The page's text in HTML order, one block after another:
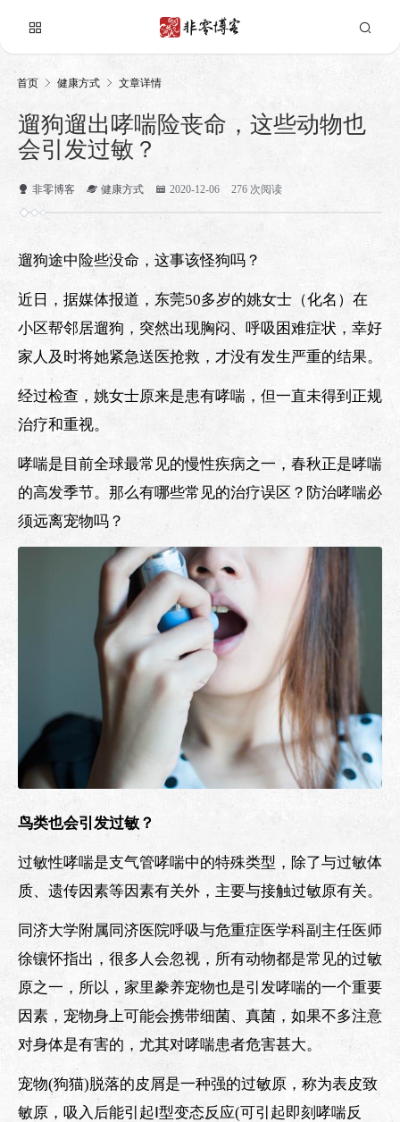
首页 健康方式 文章详情
遛狗遛出哮喘险丧命，这些动物也
会引发过敏？
非零博客 健康方式 2020-12-06 276 次阅读
遛狗途中险些没命，这事该怪狗吗？
近日，据媒体报道，东莞50多岁的姚女士（化名）在
小区帮邻居遛狗，突然出现胸闷、呼吸困难症状，幸好
家人及时将她紧急送医抢救，才没有发生严重的结果。
经过检查，姚女士原来是患有哮喘，但一直未得到正规
治疗和重视。
哮喘是目前全球最常见的慢性疾病之一，春秋正是哮喘
的高发季节。那么有哪些常见的治疗误区？防治哮喘必
须远离宠物吗？
鸟类也会引发过敏？
过敏性哮喘是支气管哮喘中的特殊类型，除了与过敏体
质、遗传因素等因素有关外，主要与接触过敏原有关。
同济大学附属同济医院呼吸与危重症医学科副主任医师
徐镶怀指出，很多人会忽视，所有动物都是常见的过敏
原之一，所以，家里豢养宠物也是引发哮喘的一个重要
因素，宠物身上可能会携带细菌、真菌，如果不多注意
对身体是有害的，尤其对哮喘患者危害甚大。
宠物(狗猫)脱落的皮屑是一种强的过敏原，称为表皮致
敏原，吸入后能引起Ⅰ型变态反应(可引起即刻哮喘反